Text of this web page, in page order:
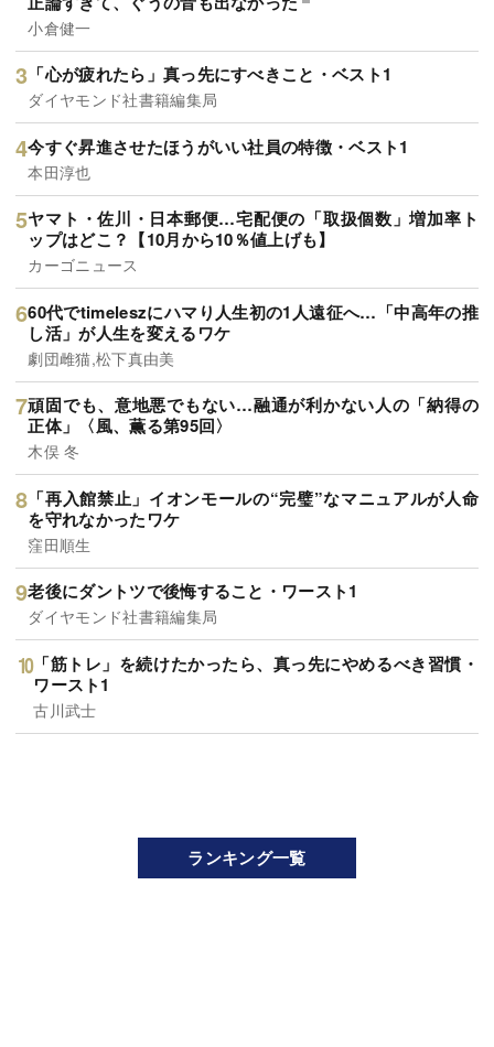
小倉健一
「心が疲れたら」真っ先にすべきこと・ベスト1
ダイヤモンド社書籍編集局
今すぐ昇進させたほうがいい社員の特徴・ベスト1
本田淳也
ヤマト・佐川・日本郵便…宅配便の「取扱個数」増加率ト
ップはどこ？【10月から10％値上げも】
カーゴニュース
60代でtimeleszにハマり人生初の1人遠征へ…「中高年の推
し活」が人生を変えるワケ
劇団雌猫,松下真由美
頑固でも、意地悪でもない…融通が利かない人の「納得の
正体」〈風、薫る第95回〉
木俣 冬
「再入館禁止」イオンモールの“完璧”なマニュアルが人命
を守れなかったワケ
窪田順生
老後にダントツで後悔すること・ワースト1
ダイヤモンド社書籍編集局
「筋トレ」を続けたかったら、真っ先にやめるべき習慣・
ワースト1
古川武士
ランキング一覧